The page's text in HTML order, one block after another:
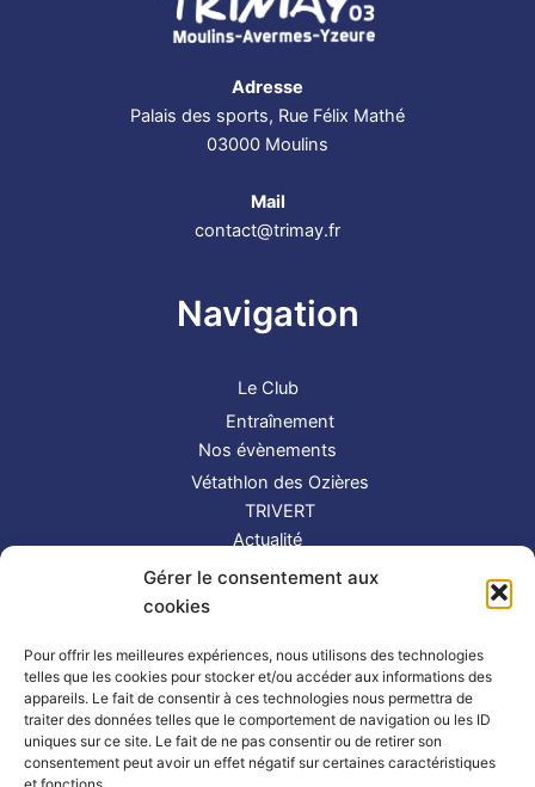
Gérer le consentement aux
cookies
Pour offrir les meilleures expériences, nous utilisons des technologies
telles que les cookies pour stocker et/ou accéder aux informations des
appareils. Le fait de consentir à ces technologies nous permettra de
traiter des données telles que le comportement de navigation ou les ID
uniques sur ce site. Le fait de ne pas consentir ou de retirer son
consentement peut avoir un effet négatif sur certaines caractéristiques
Adresse
Palais des sports, Rue Félix Mathé
03000 Moulins
Mail
contact@trimay.fr
Navigation
Le Club
Entraînement
Nos évènements
Vétathlon des Ozières
TRIVERT
Actualité
Contact
Suivez-nous !